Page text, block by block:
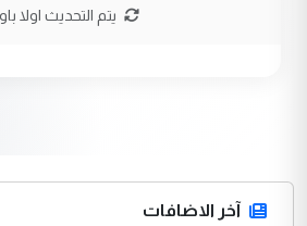
جنسية الرافد الثالث للعراق
ابا فرات ...
يتم التحديث اولا
آخر الاضافات